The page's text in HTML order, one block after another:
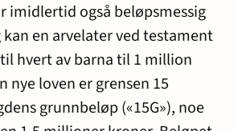
imidlertid også beløpsmessig
kan en arvelater ved testament
hvert av barna til 1 million
nye loven er grensen 15
grunnbeløp («15G»), noe